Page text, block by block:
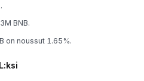
BNB.
on noussut 1.65%.